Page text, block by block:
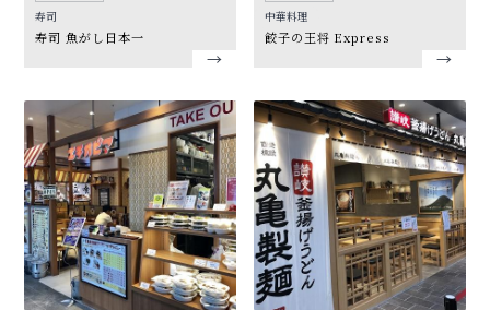
寿司
寿司 魚がし日本一
中華料理
餃子の王将 Express